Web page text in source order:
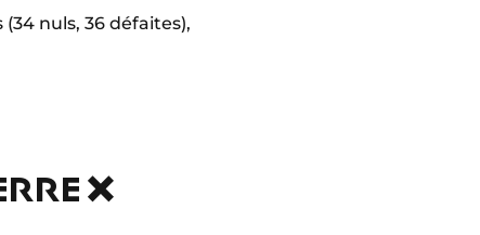
nuls, 36 défaites),
❌